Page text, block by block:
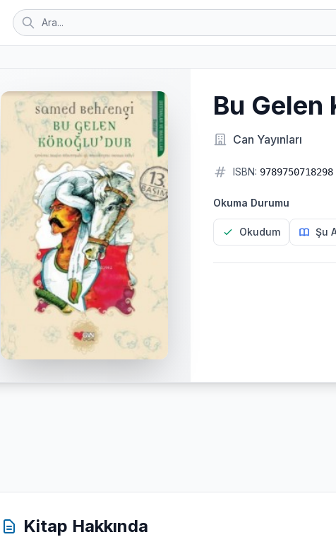
Bu
Can Yayınları
ISBN: 9789750718298
Okuma Durumu
Okudum Şu
Kitap Hakkında